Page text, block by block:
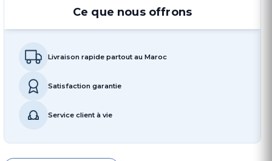
Ce que nous offrons
Livraison rapide partout au Maroc
Satisfaction garantie
Service client à vie